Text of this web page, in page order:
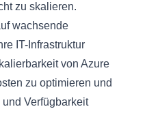
zu skalieren.
wachsende
IT-Infrastruktur
von Azure
zu optimieren und
Verfügbarkeit